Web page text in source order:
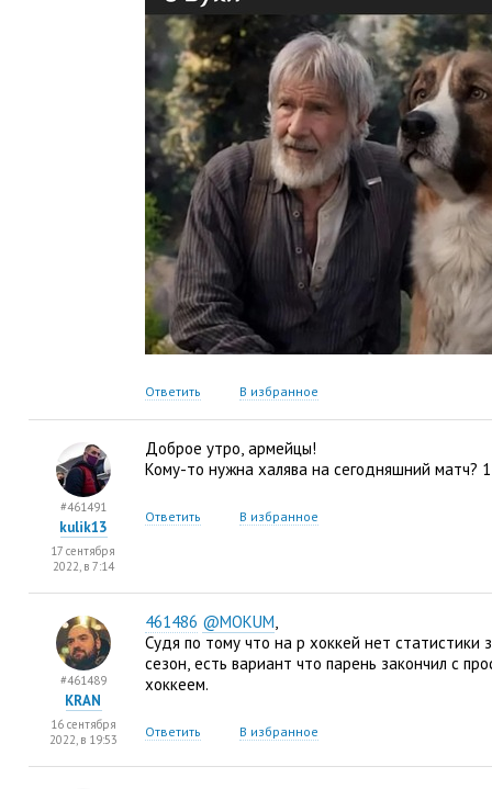
Ответить В избранное
Доброе утро, армейцы!
Кому-то нужна халява на сегодняшний матч?
Ответить В избранное
#461491
kulik13
17 сентября
2022, в 7:14
461486 @MOKUM,
Судя по тому что на р хоккей нет статистики
сезон, есть вариант что парень закончил с
хоккеем.
Ответить В избранное
#461489
KRAN
16 сентября
2022, в 19:53